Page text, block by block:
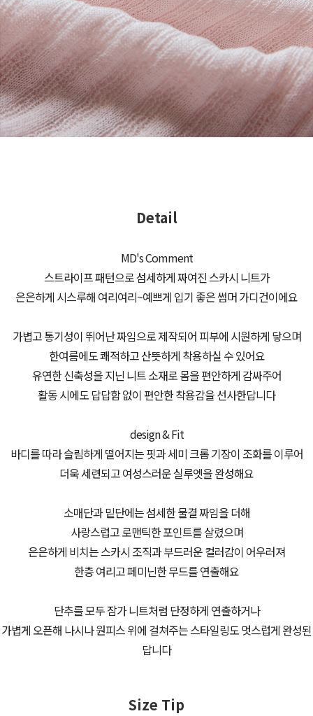
Detail
MD's Comment
스트라이프 패턴으로 섬세하게 짜여진 스카시 니트가
은은하게 시스루해 여리여리~예쁘게 입기 좋은 썸머 가디건이에요
가볍고 통기성이 뛰어난 짜임으로 제작되어 피부에 시원하게 닿으며
한여름에도 쾌적하고 산뜻하게 착용하실 수 있어요
유연한 신축성을 지닌 니트 소재로 몸을 편안하게 감싸주어
활동 시에도 답답함 없이 편안한 착용감을 선사한답니다
design & Fit
바디를 따라 슬림하게 떨어지는 핏과 세미 크롭 기장이 조화를 이루어
더욱 세련되고 여성스러운 실루엣을 완성해요
소매단과 밑단에는 섬세한 물결 짜임을 더해
사랑스럽고 로맨틱한 포인트를 살렸으며
은은하게 비치는 스카시 조직과 부드러운 컬러감이 어우러져
한층 여리고 페미닌한 무드를 연출해요
단추를 모두 잠가 니트처럼 단정하게 연출하거나
가볍게 오픈해 나시나 원피스 위에 걸쳐주는 스타일링도 멋스럽게 완성된
답니다
Size Tip